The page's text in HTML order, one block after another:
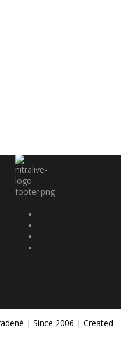
| Since 2006 | Created